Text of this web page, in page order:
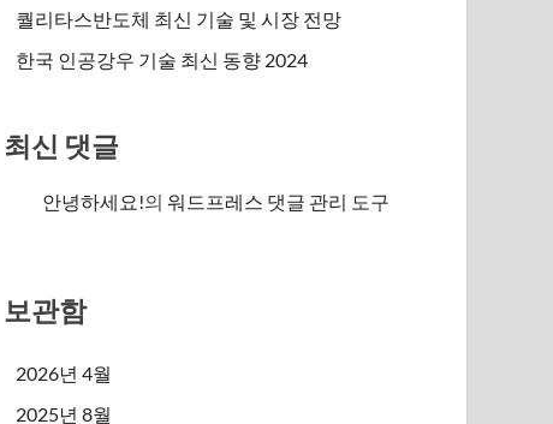
퀄리타스반도체 최신 기술 및 시장 전망
한국 인공강우 기술 최신 동향 2024
최신 댓글
안녕하세요!의워드프레스 댓글 관리 도구
보관함
2026년 4월
2025년 8월